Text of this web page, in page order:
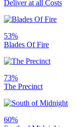
Deliver at all Costs
53%
Blades Of Fire
73%
The Precinct
60%